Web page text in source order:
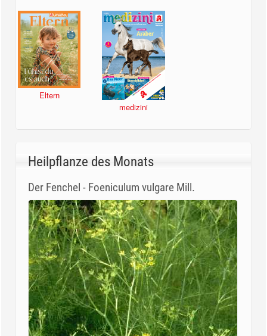
Eltern
medizini
Heilpflanze des Monats
Der Fenchel - Foeniculum vulgare Mill.